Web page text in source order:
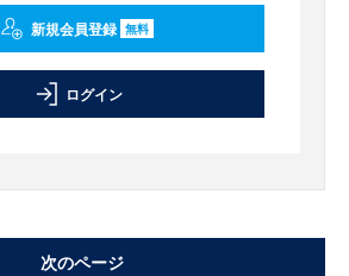
新規会員登録 無料
ログイン
次のページ